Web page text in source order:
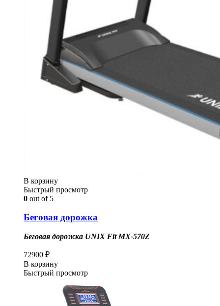
В корзину
Быстрый просмотр
0 out of 5
Беговая дорожка
Беговая дорожка UNIX Fit MX-570Z
72900 ₽
В корзину
Быстрый просмотр